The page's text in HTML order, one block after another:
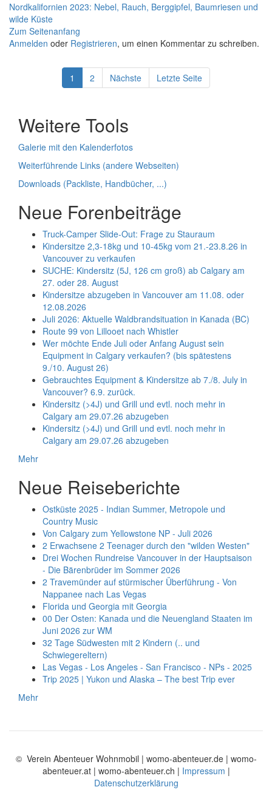
Nordkalifornien 2023: Nebel, Rauch, Berggipfel, Baumriesen und
wilde Küste
Zum Seitenanfang
Anmelden oder Registrieren, um einen Kommentar zu schreiben.
1 2 Nächste Letzte Seite
Weitere Tools
Galerie mit den Kalenderfotos
Weiterführende Links (andere Webseiten)
Downloads (Packliste, Handbücher, ...)
Neue Forenbeiträge
Truck-Camper Slide-Out: Frage zu Stauraum
Kindersitze 2,3-18kg und 10-45kg vom 21.-23.8.26 in
Vancouver zu verkaufen
SUCHE: Kindersitz (5J, 126 cm groß) ab Calgary am
27. oder 28. August
Kindersitze abzugeben in Vancouver am 11.08. oder
12.08.2026
Juli 2026: Aktuelle Waldbrandsituation in Kanada (BC)
Route 99 von Lillooet nach Whistler
Wer möchte Ende Juli oder Anfang August sein
Equipment in Calgary verkaufen? (bis spätestens
9./10. August 26)
Gebrauchtes Equipment & Kindersitze ab 7./8. July in
Vancouver? 6.9. zurück.
Kindersitz (>4J) und Grill und evtl. noch mehr in
Calgary am 29.07.26 abzugeben
Kindersitz (>4J) und Grill und evtl. noch mehr in
Calgary am 29.07.26 abzugeben
Mehr
Neue Reiseberichte
Ostküste 2025 - Indian Summer, Metropole und
Country Music
Von Calgary zum Yellowstone NP - Juli 2026
2 Erwachsene 2 Teenager durch den "wilden Westen"
Drei Wochen Rundreise Vancouver in der Hauptsaison
- Die Bärenbrüder im Sommer 2026
2 Travemünder auf stürmischer Überführung - Von
Nappanee nach Las Vegas
Florida und Georgia mit Georgia
00 Der Osten: Kanada und die Neuengland Staaten im
Juni 2026 zur WM
32 Tage Südwesten mit 2 Kindern (.. und
Schwiegereltern)
Las Vegas - Los Angeles - San Francisco - NPs - 2025
Trip 2025 | Yukon und Alaska – The best Trip ever
Mehr
© Verein Abenteuer Wohnmobil | womo-abenteuer.de | womo-
abenteuer.at | womo-abenteuer.ch | Impressum |
Datenschutzerklärung